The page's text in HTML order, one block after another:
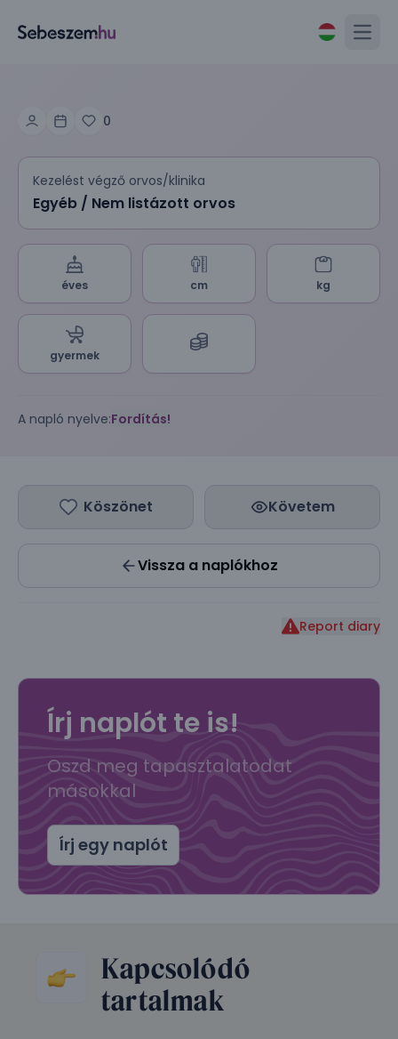
0
Kezelést végző orvos/klinika
Egyéb / Nem listázott orvos
éves cm kg
gyermek
A napló nyelve:Fordítás!
Köszönet Követem
Vissza a naplókhoz
Report diary
Írj naplót te is!
Oszd meg tapasztalatodat
másokkal
Írj egy naplót
Kapcsolódó
tartalmak